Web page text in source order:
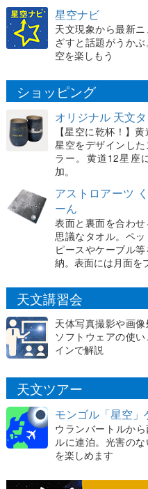
星空ナビ
天文現象から最新
ざすと話題がうか
空を楽しもう
ショッピング
オリジナル 天文
【星空に乾杯！】
星空をデザインし
ラー。黄道12星座
加。
アストロアーツ
ーん
表面と裏面を合わ
思議なタオル。ペ
ピースやケーブル
納。表面には月面を
天文講習会
天体写真撮影や画
ソフトウェアの使
インで解説
天文ツアー
モンゴル「星空
ウランバートルか
ルに連泊。光害の
を楽しめます